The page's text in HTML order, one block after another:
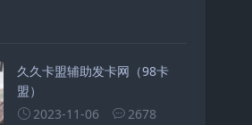
久久卡盟辅助发卡网（98卡
盟）
2023-11-06
2678